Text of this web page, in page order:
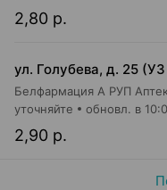
2,80 р.
ул. Голубева, д. 25
Белфармация А РУП
2,90 р.
уточняйте обновл. в